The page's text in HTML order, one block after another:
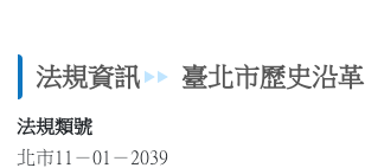
法規資訊 臺北市歷史沿革
法規類號
北市11－01－2039